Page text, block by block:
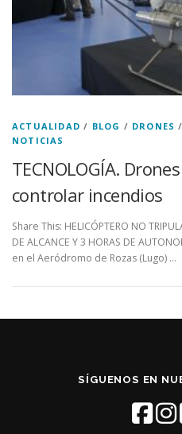
ACTUALIDAD / BLOG / DRONES /
NOTICIAS
TECNOLOGÍA.
controlar incendios
Share This: HELICÓPTERO NO
DE ALCANCE Y 3 HORAS DE
en el Aeródromo de Rozas (Lugo) …
SÍGUENOS EN